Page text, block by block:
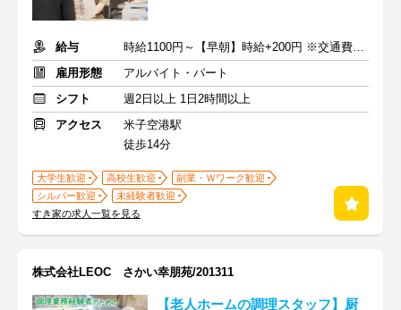
給与
時給1100円～【早朝】時給+200円 ※交通費支給
雇用形態
アルバイト・パート
シフト
週2日以上 1日2時間以上
アクセス
米子空港駅
徒歩14分
大学生歓迎 高校生歓迎
副業・Ｗワーク歓迎
シルバー歓迎
未経験者歓迎
すき家の求人一覧を見る
株式会社LEOC さかい幸朋苑/201311
【老人ホームの調理スタッフ】厨